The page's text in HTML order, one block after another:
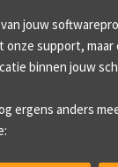
jouw
onze support, maar
binnen jouw
ergens anders